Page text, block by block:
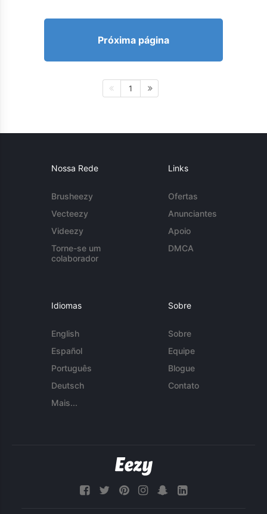
Próxima página
1
Nossa Rede
Brusheezy
Vecteezy
Videezy
Torne-se um
colaborador
Links
Ofertas
Anunciantes
Apoio
DMCA
Idiomas
English
Español
Português
Deutsch
Mais...
Sobre
Sobre
Equipe
Blogue
Contato